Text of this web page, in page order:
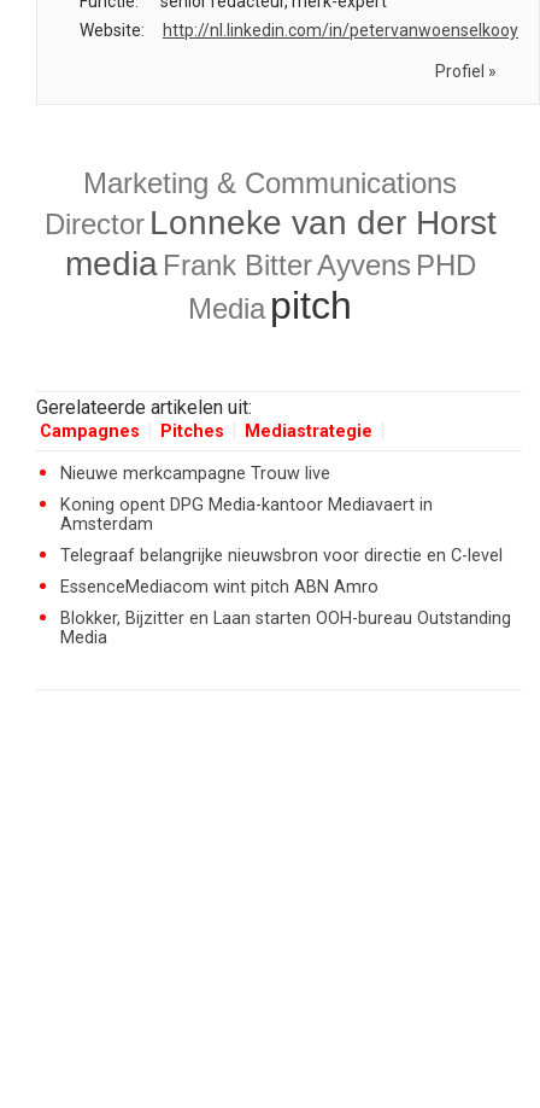
Website:
http://nl.linkedin.com/in/petervanwoenselkooy
Profiel »
Marketing & Communications
Director Lonneke van der Horst
media Frank BitterAyvens PHD
Media pitch
Gerelateerde artikelen uit:
Campagnes Pitches Mediastrategie
Nieuwe merkcampagne Trouw live
Koning opent DPG Media-kantoor Mediavaert in
Amsterdam
Telegraaf belangrijke nieuwsbron voor directie en C-level
EssenceMediacom wint pitch ABN Amro
Blokker, Bijzitter en Laan starten OOH-bureau Outstanding
Media